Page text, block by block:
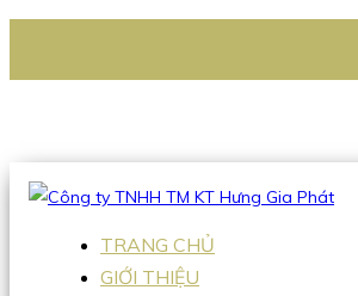
Hotline:0938 336 079
TRANG CHỦ
GIỚI THIỆU